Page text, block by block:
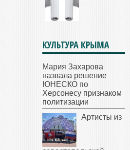
КУЛЬТУРА КРЫМА
Мария Захарова
назвала решение
ЮНЕСКО по
Херсонесу признаком
политизации
Артисты из